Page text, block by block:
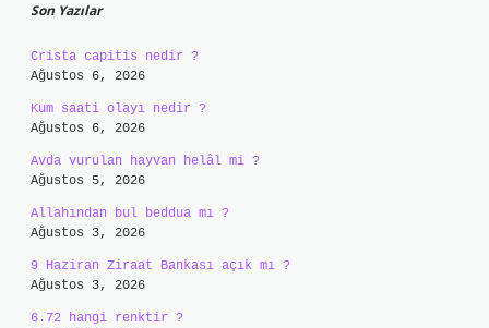
Son Yazılar
Crista capitis nedir ?
Ağustos 6, 2026
Kum saati olayı nedir ?
Ağustos 6, 2026
Avda vurulan hayvan helâl mi ?
Ağustos 5, 2026
Allahından bul beddua mı ?
Ağustos 3, 2026
9 Haziran Ziraat Bankası açık mı ?
Ağustos 3, 2026
6.72 hangi renktir ?